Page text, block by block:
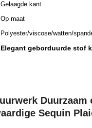
Gelaagde kant
Op maat
Polyester/viscose/watten/
Elegant geborduurde stof
Sequin